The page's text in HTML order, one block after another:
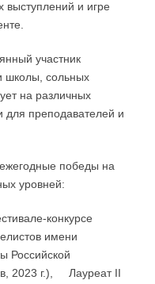
выступлений и игре
участник
школы, сольных
на различных
для преподавателей и
победы на
уровней:
конкурсе
имени
Российской
2023 г.), Лауреат II